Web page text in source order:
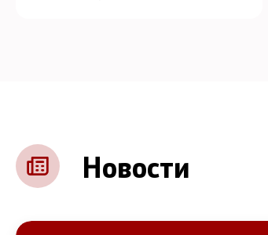
Новости